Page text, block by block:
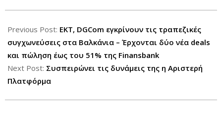
08-
07
Previous Post: ΕΚΤ, DGCom εγκρίνουν τις τραπεζικές
συγχωνεύσεις στα Βαλκάνια – Έρχονται δύο νέα deals
και πώληση έως του 51% της Finansbank
Next Post: Συσπειρώνει τις δυνάμεις της η Αριστερή
Πλατφόρμα